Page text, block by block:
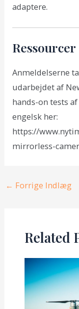
adaptere.
Ressourcer
Anmeldelserne
udarbejdet af
hands-on tests
engelsk her:
https://
mirrorless-
Post
← Forrige Indlæg
Related